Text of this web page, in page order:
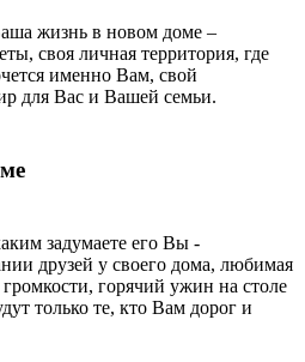
жизнь в новом доме –
своя личная территория, где
именно Вам, свой
для Вас и Вашей семьи.
задумаете его Вы -
друзей у своего дома, любимая
горячий ужин на столе
только те, кто Вам дорог и